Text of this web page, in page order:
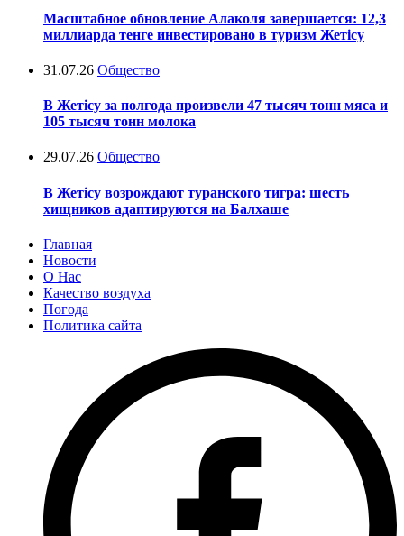
Масштабное обновление Алаколя завершается: 12,3
миллиарда тенге инвестировано в туризм Жетісу
31.07.26 Общество
В Жетісу за полгода произвели 47 тысяч тонн мяса и
105 тысяч тонн молока
29.07.26 Общество
В Жетісу возрождают туранского тигра: шесть
хищников адаптируются на Балхаше
Главная
Новости
О Нас
Качество воздуха
Погода
Политика сайта